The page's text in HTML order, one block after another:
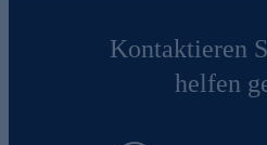
Kontaktieren
helfen